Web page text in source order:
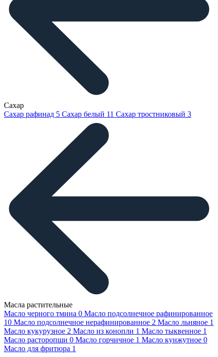
Сахар
Сахар рафинад 5 Сахар белый 11 Сахар тростниковый 3
Масла растительные
Масло черного тмина 0 Масло подсолнечное рафинированное
10 Масло подсолнечное нерафинированное 2 Масло льняное 1
Масло кукурузное 2 Масло из конопли 1 Масло тыквенное 1
Масло расторопши 0 Масло горчичное 1 Масло кунжутное 0
Масло для фритюра 1